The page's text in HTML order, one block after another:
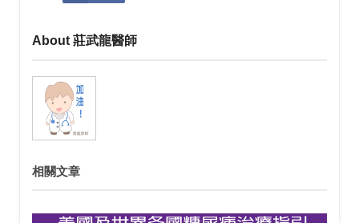
About 莊武龍醫師
相關文章